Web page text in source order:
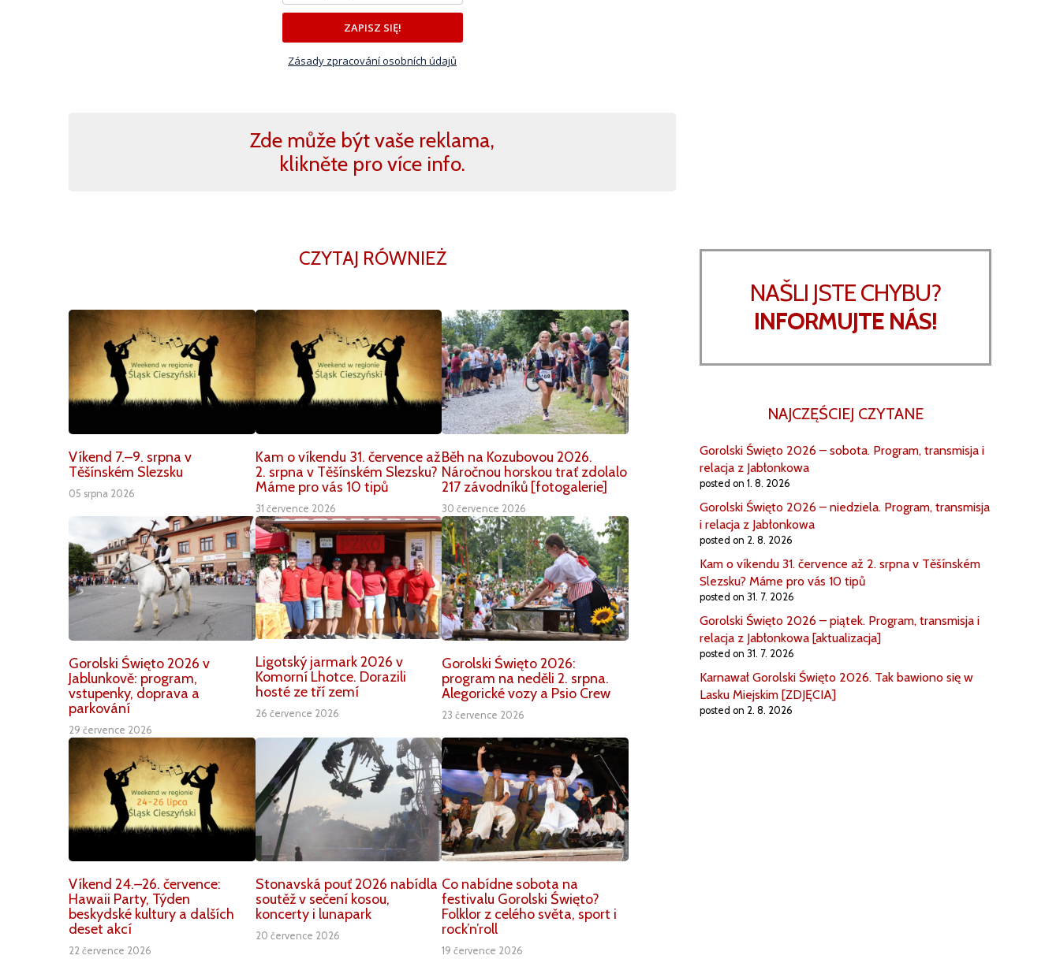
ZAPISZ SIĘ!
Zásady zpracování osobních údajů
Zde může být vaše reklama,
klikněte pro více info.
CZYTAJ RÓWNIEŻ
Víkend 7.–9. srpna v
Těšínském Slezsku
05 srpna 2026
Kam o víkendu 31. července až
2. srpna v Těšínském Slezsku?
Máme pro vás 10 tipů
31 července 2026
Běh na Kozubovou 2026.
Náročnou horskou trať zdolalo
217 závodníků [fotogalerie]
30 července 2026
Gorolski Święto 2026 v
Jablunkově: program,
vstupenky, doprava a
parkování
29 července 2026
Ligotský jarmark 2026 v
Komorní Lhotce. Dorazili
hosté ze tří zemí
26 července 2026
Gorolski Święto 2026:
program na neděli 2. srpna.
Alegorické vozy a Psio Crew
23 července 2026
Víkend 24.–26. července:
Hawaii Party, Týden
beskydské kultury a dalších
deset akcí
22 července 2026
Stonavská pouť 2026 nabídla
soutěž v sečení kosou,
koncerty i lunapark
20 července 2026
Co nabídne sobota na
festivalu Gorolski Święto?
Folklor z celého světa, sport i
rock’n’roll
19 července 2026
NAŠLI JSTE CHYBU?
INFORMUJTE NÁS!
NAJCZĘŚCIEJ CZYTANE
Gorolski Święto 2026 – sobota. Program, transmisja i
relacja z Jabłonkowa
posted on 1. 8. 2026
Gorolski Święto 2026 – niedziela. Program, transmisja
i relacja z Jabłonkowa
posted on 2. 8. 2026
Kam o víkendu 31. července až 2. srpna v Těšínském
Slezsku? Máme pro vás 10 tipů
posted on 31. 7. 2026
Gorolski Święto 2026 – piątek. Program, transmisja i
relacja z Jabłonkowa [aktualizacja]
posted on 31. 7. 2026
Karnawał Gorolski Święto 2026. Tak bawiono się w
Lasku Miejskim [ZDJĘCIA]
posted on 2. 8. 2026